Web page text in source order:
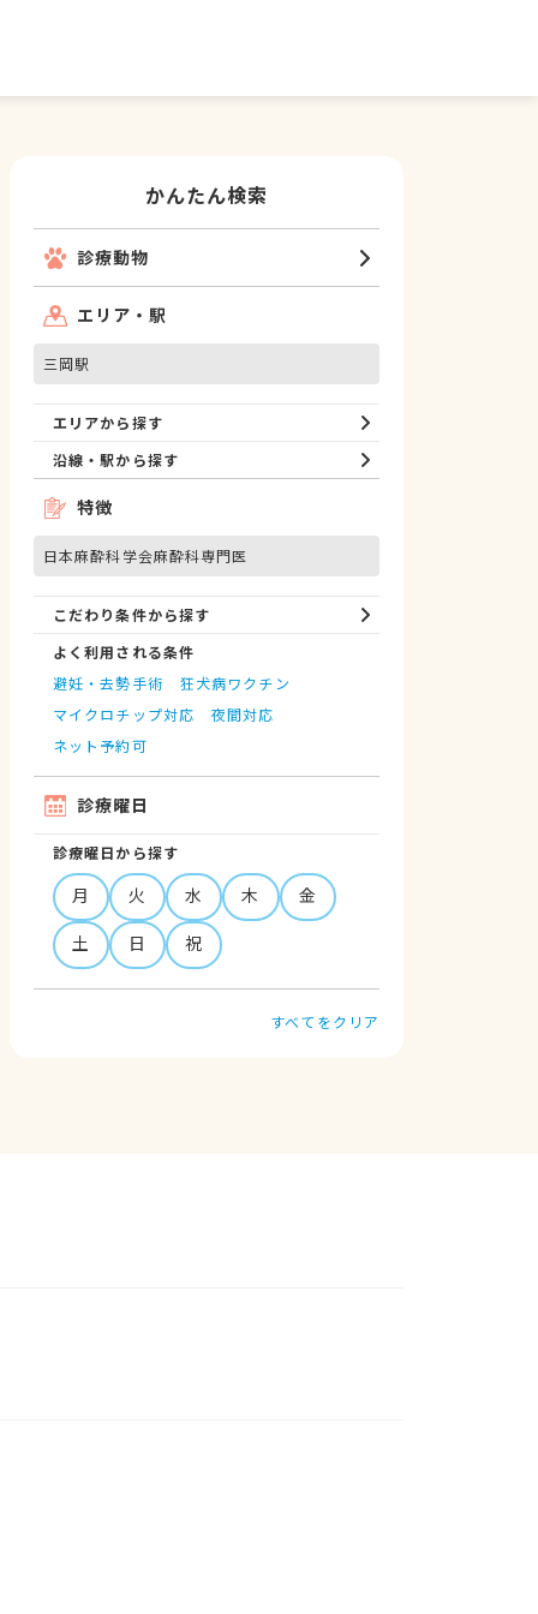
かんたん検索
診療動物
エリア・駅
三岡駅
エリアから探す
沿線・駅から探す
特徴
日本麻酔科学会麻酔科専門医
こだわり条件から探す
よく利用される条件
避妊・去勢手術
狂犬病ワクチン
マイクロチップ対応
夜間対応
ネット予約可
診療曜日
診療曜日から探す
月 火 水 木
金
土
日 祝
すべてをクリア